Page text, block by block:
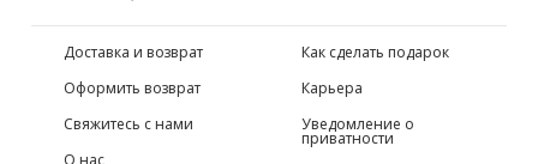
Доставка и возврат
Оформить возврат
Свяжитесь с нами
О нас
Как сделать подарок
Карьера
Уведомление о
приватности